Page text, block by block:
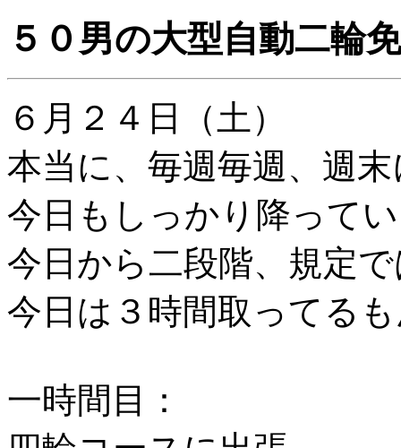
５０男の大型自動二
６月２４日（土）
本当に、毎週毎週、週
今日もしっかり降って
今日から二段階、規定
今日は３時間取ってる
一時間目：